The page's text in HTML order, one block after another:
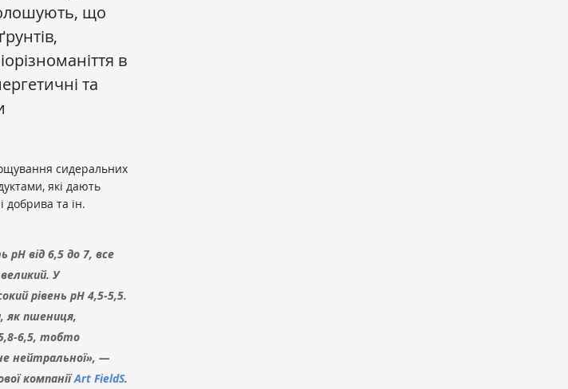
що
в
та
сидеральних
які дають
добрива та ін.
pH від 6,5 до 7, все
У
рівень pH 4,5-5,5.
як пшениця,
6,5, тобто
нейтральної», —
компаніїArt FieldS.